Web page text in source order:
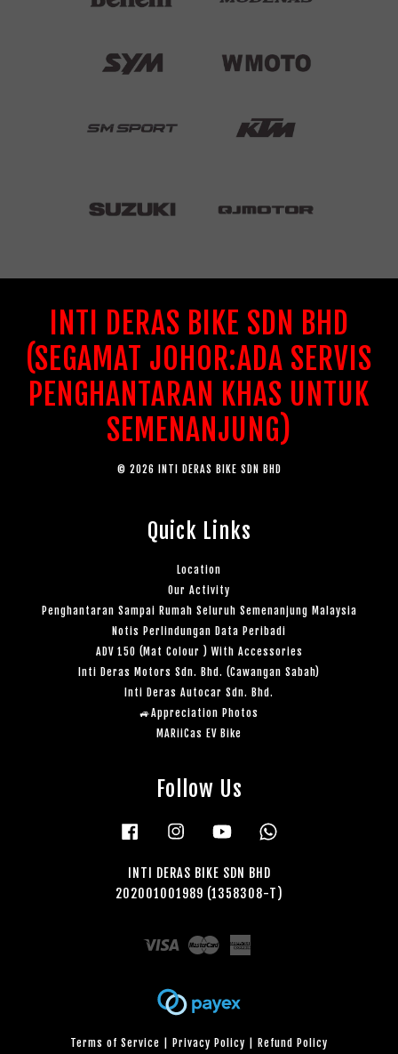
INTI DERAS BIKE SDN BHD
(SEGAMAT JOHOR:ADA SERVIS
PENGHANTARAN KHAS UNTUK
SEMENANJUNG)
© 2026 INTI DERAS BIKE SDN BHD
Quick Links
Location
Our Activity
Penghantaran Sampai Rumah Seluruh Semenanjung Malaysia
Notis Perlindungan Data Peribadi
ADV 150 (Mat Colour ) With Accessories
Inti Deras Motors Sdn. Bhd. (Cawangan Sabah)
Inti Deras Autocar Sdn. Bhd.
🚙Appreciation Photos
MARiiCas EV Bike
Follow Us
Facebook Instagram YouTube
INTI DERAS BIKE SDN BHD
202001001989 (1358308-T)
Visa Master
Terms of Service | Privacy Policy | Refund Policy